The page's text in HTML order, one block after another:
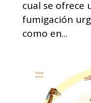
cual se ofrece
fumigación
como en...